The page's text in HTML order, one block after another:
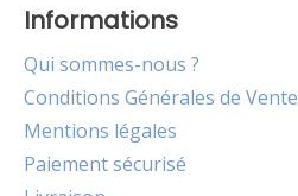
Informations
Qui sommes-nous ?
Conditions Générales de Vente
Mentions légales
Paiement sécurisé